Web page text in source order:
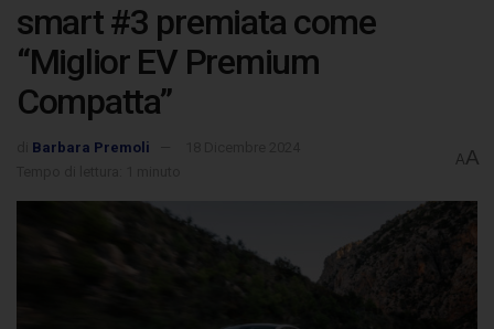
smart #3 premiata come
“Miglior EV Premium
Compatta”
Barbara Premoli
AA